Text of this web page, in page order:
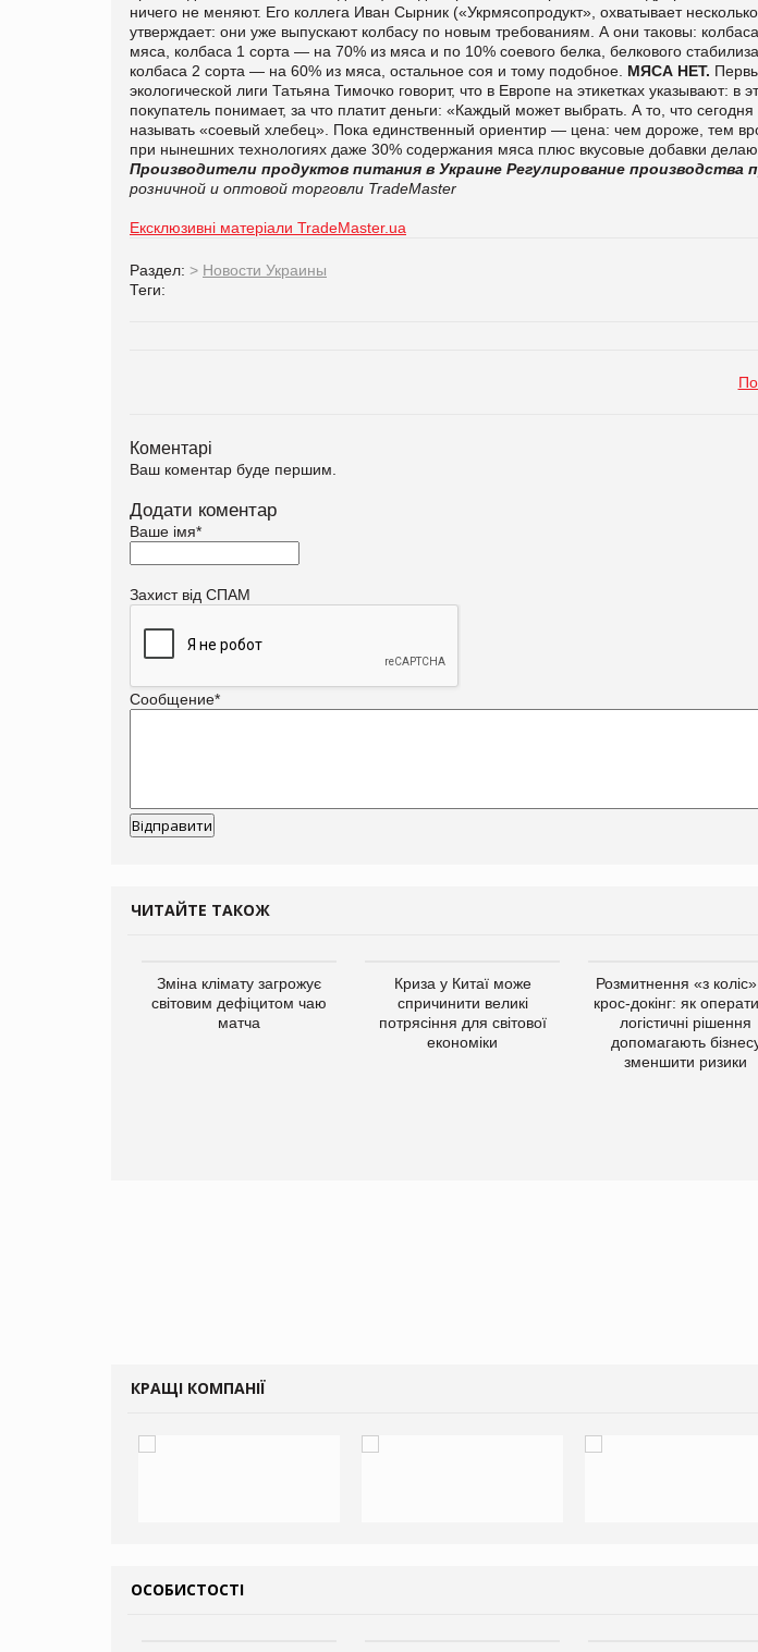
ничего не меняют. Его коллега Иван Сырник («Укрмясопродукт», охватывает
утверждает: они уже выпускают колбасу по новым требованиям. А они таковы:
мяса, колбаса 1 сорта — на 70% из мяса и по 10% соевого белка, белкового
колбаса 2 сорта — на 60% из мяса, остальное соя и тому подобное. МЯСА НЕТ.
экологической лиги Татьяна Тимочко говорит, что в Европе на этикетках указывают: в
покупатель понимает, за что платит деньги: «Каждый может выбрать. А то, что
называть «соевый хлебец». Пока единственный ориентир — цена: чем дороже, тем
при нынешних технологиях даже 30% содержания мяса плюс вкусовые добавки
Производители продуктов питания в Украине Регулирование производства
розничной и оптовой торговли TradeMaster
Ексклюзивні матеріали TradeMaster.ua
Раздел: > Новости Украины
Теги:
Коментарі
Ваш коментар буде першим.
Додати коментар
Ваше імя*
Захист від СПАМ
Сообщение*
ЧИТАЙТЕ ТАКОЖ
Зміна клімату загрожує
світовим дефіцитом чаю
матча
Криза у Китаї може
спричинити великі
потрясіння для світової
економіки
Розмитнення «з
крос-докінг: як
логістичні рішення
допомагають
зменшити ризики
КРАЩІ КОМПАНІЇ
ОСОБИСТОСТІ